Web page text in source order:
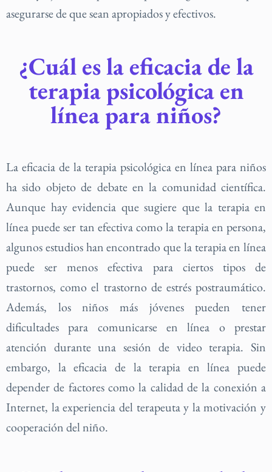
asegurarse de que sean apropiados y efectivos.
¿Cuál es la eficacia de la
terapia psicológica en
línea para niños?
La eficacia de la terapia psicológica en línea para niños
ha sido objeto de debate en la comunidad científica.
Aunque hay evidencia que sugiere que la terapia en
línea puede ser tan efectiva como la terapia en persona,
algunos estudios han encontrado que la terapia en línea
puede ser menos efectiva para ciertos tipos de
trastornos, como el trastorno de estrés postraumático.
Además, los niños más jóvenes pueden tener
dificultades para comunicarse en línea o prestar
atención durante una sesión de video terapia. Sin
embargo, la eficacia de la terapia en línea puede
depender de factores como la calidad de la conexión a
Internet, la experiencia del terapeuta y la motivación y
cooperación del niño.